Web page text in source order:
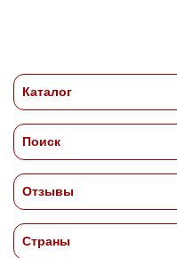
Каталог
Поиск
Отзывы
Страны